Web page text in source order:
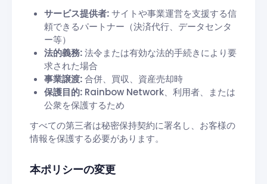
サービス提供者:サイトや事業運営を支援する信
頼できるパートナー（決済代行、データセンタ
ー等）
法的義務:法令または有効な法的手続きにより要
求された場合
事業譲渡:合併、買収、資産売却時
保護目的: Rainbow Network、利用者、または
公衆を保護するため
すべての第三者は秘密保持契約に署名し、お客様の
情報を保護する必要があります。
本ポリシーの変更